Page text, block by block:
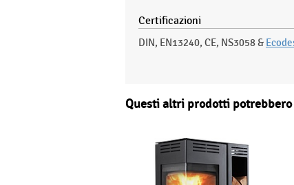
Certificazioni
DIN, EN13240, CE, NS3058 &
Questi altri prodotti